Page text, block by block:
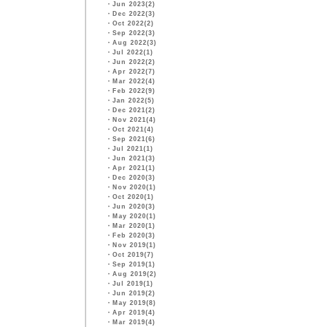
・ Jun 2023(2)
・ Dec 2022(3)
・ Oct 2022(2)
・ Sep 2022(3)
・ Aug 2022(3)
・ Jul 2022(1)
・ Jun 2022(2)
・ Apr 2022(7)
・ Mar 2022(4)
・ Feb 2022(9)
・ Jan 2022(5)
・ Dec 2021(2)
・ Nov 2021(4)
・ Oct 2021(4)
・ Sep 2021(6)
・ Jul 2021(1)
・ Jun 2021(3)
・ Apr 2021(1)
・ Dec 2020(3)
・ Nov 2020(1)
・ Oct 2020(1)
・ Jun 2020(3)
・ May 2020(1)
・ Mar 2020(1)
・ Feb 2020(3)
・ Nov 2019(1)
・ Oct 2019(7)
・ Sep 2019(1)
・ Aug 2019(2)
・ Jul 2019(1)
・ Jun 2019(2)
・ May 2019(8)
・ Apr 2019(4)
・ Mar 2019(4)